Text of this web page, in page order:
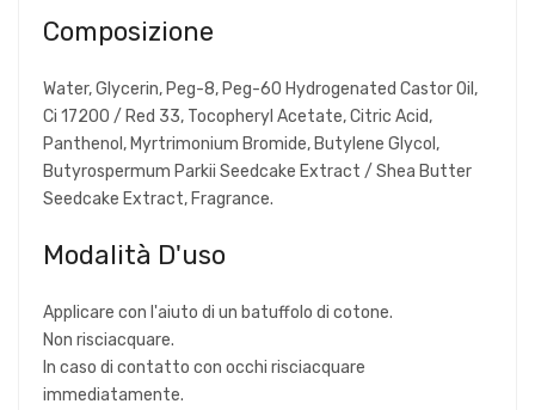
Composizione
Water, Glycerin, Peg-8, Peg-60 Hydrogenated Castor Oil,
Ci 17200 / Red 33, Tocopheryl Acetate, Citric Acid,
Panthenol, Myrtrimonium Bromide, Butylene Glycol,
Butyrospermum Parkii Seedcake Extract / Shea Butter
Seedcake Extract, Fragrance.
Modalità D'uso
Applicare con l'aiuto di un batuffolo di cotone.
Non risciacquare.
In caso di contatto con occhi risciacquare
immediatamente.